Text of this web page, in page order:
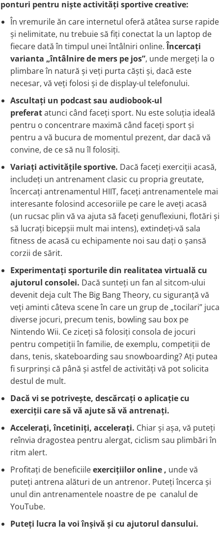
ponturi pentru niște activități sportive creative:
În vremurile ăn care internetul oferă atâtea surse rapide
și nelimitate, nu trebuie să fiți conectat la un laptop de
fiecare dată în timpul unei întâlniri online.Încercați
varianta „întâlnire de mers pe jos”, unde mergeți la o
plimbare în natură și veți purta căști și, dacă este
necesar, vă veți folosi și de display-ul telefonului.
Ascultați un podcast sau audiobook-ul
preferatatunci când faceți sport. Nu este soluția ideală
pentru o concentrare maximă când faceți sport și
pentru a vă bucura de momentul prezent, dar dacă vă
convine, de ce să nu îl folosiți.
Variați activitățile sportive. Dacă faceți exerciții acasă,
includeți un antrenament clasic cu propria greutate,
încercați antrenamentul HIIT, faceți antrenamentele mai
interesante folosind accesoriile pe care le aveți acasă
(un rucsac plin vă va ajuta să faceți genuflexiuni, flotări și
să lucrați bicepșii mult mai intens), extindeți-vă sala
fitness de acasă cu echipamente noi sau dați o șansă
corzii de sărit.
Experimentați sporturile din realitatea virtuală cu
ajutorul consolei. Dacă sunteți un fan al sitcom-ului
devenit deja cult The Big Bang Theory, cu siguranță vă
veți aminti câteva scene în care un grup de „tocilari” juca
diverse jocuri, precum tenis, bowling sau box pe
Nintendo Wii. Ce ziceți să folosiți consola de jocuri
pentru competiții în familie, de exemplu, competiții de
dans, tenis, skateboarding sau snowboarding? Ați putea
fi surprinși că până și astfel de activități vă pot solicita
destul de mult.
Dacă vi se potrivește, descărcați o aplicație cu
exerciții care să vă ajute să vă antrenați.
Accelerați, încetiniți, accelerați. Chiar și așa, vă puteți
reînvia dragostea pentru alergat, ciclism sau plimbări în
ritm alert.
Profitați de beneficiileexercițiilor online , unde vă
puteți antrena alături de un antrenor. Puteți încerca și
unul din antrenamentele noastre de pe canalul de
YouTube.
Puteți lucra la voi înșivă și cu ajutorul dansului.